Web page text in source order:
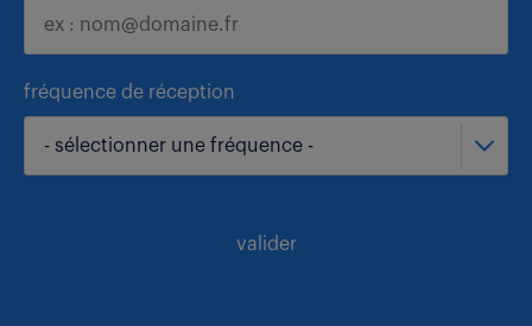
fréquence de réception
- sélectionner une fréquence -
valider